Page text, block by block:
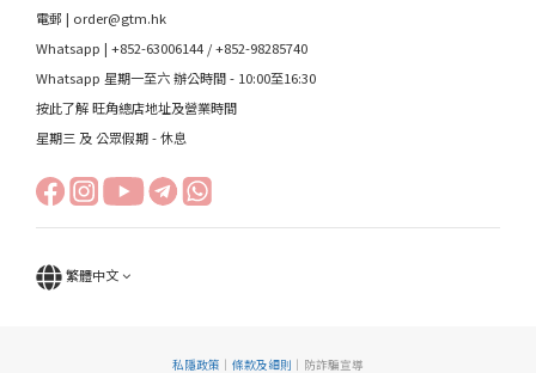
電郵 | order@gtm.hk
Whatsapp | +852-63006144 /+852-98285740
Whatsapp 星期一至六 辦公時間 - 10:00至16:30
按此了解 旺角總店地址及營業時間
星期三 及 公眾假期 - 休息
繁體中文
私隱政策 ｜ 條款及細則 ｜防詐騙宣導